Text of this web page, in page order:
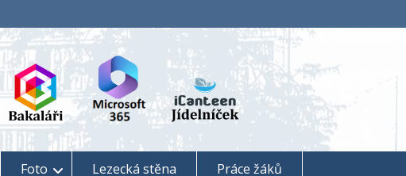
Foto Lezecká stěna Práce žáků